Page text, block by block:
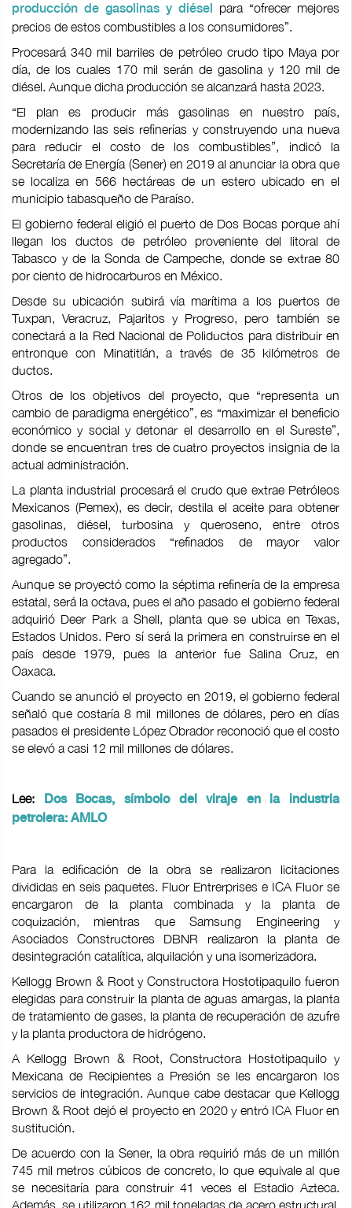
producción de gasolinas y diésel
para “ofrecer mejores
precios de estos combustibles a los consumidores”.
Procesará 340 mil barriles de petróleo crudo tipo Maya por
día, de los cuales 170 mil serán de gasolina y 120 mil de
diésel. Aunque dicha producción se alcanzará hasta 2023.
“El plan es producir más gasolinas en nuestro país,
modernizando las seis refinerías y construyendo una nueva
para reducir el costo de los combustibles”, indicó la
Secretaría de Energía (Sener) en 2019 al anunciar la obra que
se localiza en 566 hectáreas de un estero ubicado en el
municipio tabasqueño de Paraíso.
El gobierno federal eligió el puerto de Dos Bocas porque ahí
llegan los ductos de petróleo proveniente del litoral de
Tabasco y de la Sonda de Campeche, donde se extrae 80
por ciento de hidrocarburos en México.
Desde su ubicación subirá vía marítima a los puertos de
Tuxpan, Veracruz, Pajaritos y Progreso, pero también se
conectará a la Red Nacional de Poliductos para distribuir en
entronque con Minatitlán, a través de 35 kilómetros de
ductos.
Otros de los objetivos del proyecto, que “representa un
cambio de paradigma energético”, es “maximizar el beneficio
económico y social y detonar el desarrollo en el Sureste”,
donde se encuentran tres de cuatro proyectos insignia de la
actual administración.
La planta industrial procesará el crudo que extrae Petróleos
Mexicanos (Pemex), es decir, destila el aceite para obtener
gasolinas, diésel, turbosina y queroseno, entre otros
productos considerados “refinados de mayor valor
agregado”.
Aunque se proyectó como la séptima refinería de la empresa
estatal, será la octava, pues el año pasado el gobierno federal
adquirió Deer Park a Shell, planta que se ubica en Texas,
Estados Unidos. Pero sí será la primera en construirse en el
país desde 1979, pues la anterior fue Salina Cruz, en
Oaxaca.
Cuando se anunció el proyecto en 2019, el gobierno federal
señaló que costaría 8 mil millones de dólares, pero en días
pasados el presidente López Obrador reconoció que el costo
se elevó a casi 12 mil millones de dólares.
Lee:
Dos Bocas, símbolo del viraje en la industria
petrolera: AMLO
Para la edificación de la obra se realizaron licitaciones
divididas en seis paquetes. Fluor Entrerprises e ICA Fluor se
encargaron de la planta combinada y la planta de
coquización, mientras que Samsung Engineering y
Asociados Constructores DBNR realizaron la planta de
desintegración catalítica, alquilación y una isomerizadora.
Kellogg Brown & Root y Constructora Hostotipaquilo fueron
elegidas para construir la planta de aguas amargas, la planta
de tratamiento de gases, la planta de recuperación de azufre
y la planta productora de hidrógeno.
A Kellogg Brown & Root, Constructora Hostotipaquilo y
Mexicana de Recipientes a Presión se les encargaron los
servicios de integración. Aunque cabe destacar que Kellogg
Brown & Root dejó el proyecto en 2020 y entró ICA Fluor en
sustitución.
De acuerdo con la Sener, la obra requirió más de un millón
745 mil metros cúbicos de concreto, lo que equivale al que
se necesitaría para construir 41 veces el Estadio Azteca.
Además, se utilizaron 162 mil toneladas de acero estructural,